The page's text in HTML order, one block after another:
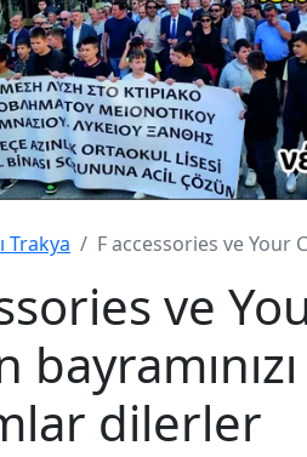
Trakya F accessories ve Your
ve
dilerler